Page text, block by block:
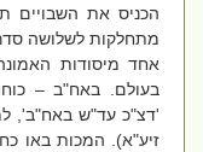
הכניס את השבויים
מתחלקות לשלושה
אחד מיסודות
בעולם. באח"ב – כוחו
'דצ"כ עד"ש באח"ב',
זיע"א). המכות באו